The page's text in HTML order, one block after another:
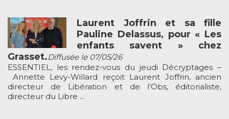
Laurent Joffrin et sa fille
Pauline Delassus, pour « Les
enfants savent » chez
Grasset.Diffusée le 07/05/26
ESSENTIEL, les rendez-vous du jeudi Décryptages –
Annette Levy-Willard reçoit Laurent Joffrin, ancien
directeur de Libération et de l’Obs, éditorialiste,
directeur du Libre ...